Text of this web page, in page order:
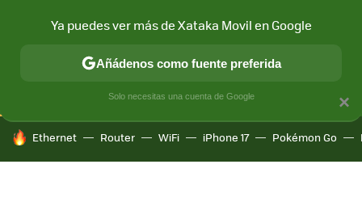
CONECTIVIDAD MÓVIL Y SOCIEDAD APLICACIONES
HOY SE HABLA DE
Ethernet Router WiFi iPhone 17 Pokémon Go
×
Ya puedes ver más de Xataka Movil en Google
Añádenos como fuente preferida
Solo necesitas una cuenta de Google